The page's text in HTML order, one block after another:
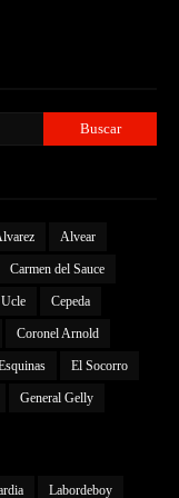
Alvear
Carmen del Sauce
Cepeda
Coronel Arnold
El Socorro
General Gelly
Labordeboy